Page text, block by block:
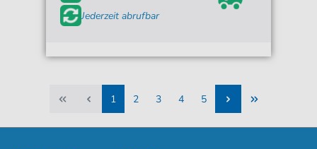
Jederzeit abrufbar
1
2
3
4
5